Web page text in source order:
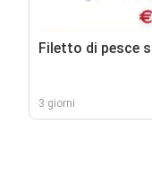
Filetto di pesce
3 giorni